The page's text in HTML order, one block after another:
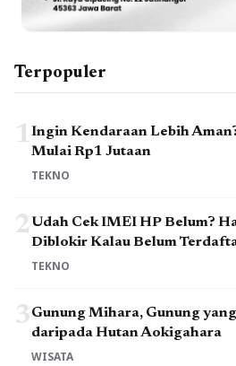
Terpopuler
1Ingin Kendaraan Lebih
Mulai Rp1 Jutaan
TEKNO
2Udah Cek IMEI HP Belum?
Diblokir Kalau Belum
TEKNO
3Gunung Mihara, Gunung
daripada Hutan Aokigahara
WISATA